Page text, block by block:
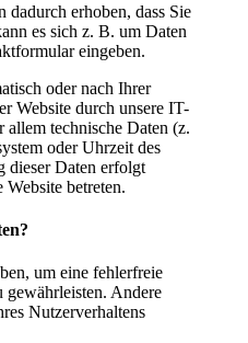
dadurch erhoben, dass Sie
es sich z. B. um Daten
eingeben.
oder nach Ihrer
Website durch unsere IT-
allem technische Daten (z.
oder Uhrzeit des
dieser Daten erfolgt
Website betreten.
um eine fehlerfreie
gewährleisten. Andere
Nutzerverhaltens